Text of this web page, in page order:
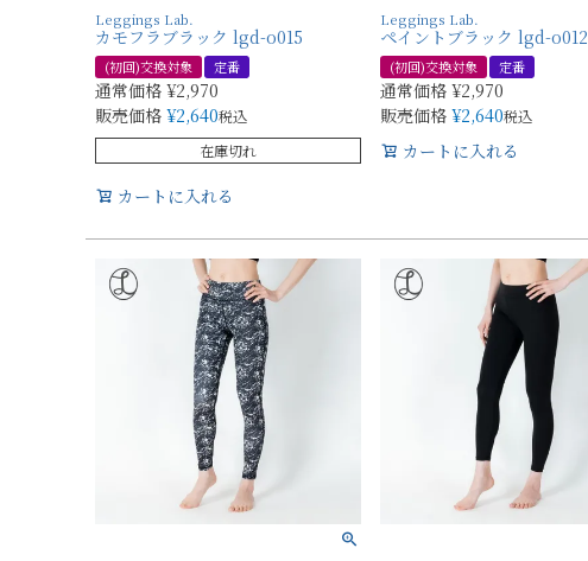
Leggings Lab.
カモフラブラック lgd-o015
(初回)交換対象 定番
通常価格 ¥2,970
販売価格 ¥2,640税込
在庫切れ
カートに入れる
Leggings Lab.
ペイントブラック lgd-o012
(初回)交換対象 定番
通常価格 ¥2,970
販売価格 ¥2,640税込
カートに入れる